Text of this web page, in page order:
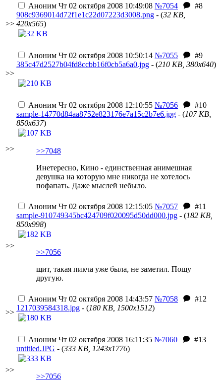
>>
Аноним Чт 02 октября 2008 10:49:08 №7054
#8
908c9369014d72f1e1c22d07223d3008.png - (32 KB,
420x565)
>>
Аноним Чт 02 октября 2008 10:50:14 №7055
#9
385c47d2527b04fd8ccbb16f0cb5a6a0.jpg - (210 KB, 380x640)
>>
Аноним Чт 02 октября 2008 12:10:55 №7056
#10
sample-14770d84aa8752e823176e7a15c2b7e6.jpg - (107 KB,
850x637)
>>7048
Инетересно, Кино - единственная анимешная
девушка на которую мне никогда не хотелось
пофапать. Даже мыслей небыло.
>>
Аноним Чт 02 октября 2008 12:15:05 №7057
#11
sample-910749345bc424709f020095d50dd000.jpg - (182 KB,
850x998)
>>7056
щит, такая пикча уже была, не заметил. Пощу
другую.
>>
Аноним Чт 02 октября 2008 14:43:57 №7058
#12
1217039584318.jpg - (180 KB, 1500x1512)
>>
Аноним Чт 02 октября 2008 16:11:35 №7060
#13
untitled.JPG - (333 KB, 1243x1776)
>>7056